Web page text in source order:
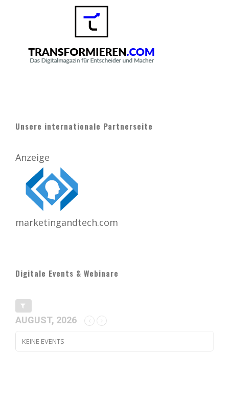
Unsere internationale Partnerseite
Anzeige
marketingandtech.com
Digitale Events & Webinare
AUGUST, 2026
KEINE EVENTS